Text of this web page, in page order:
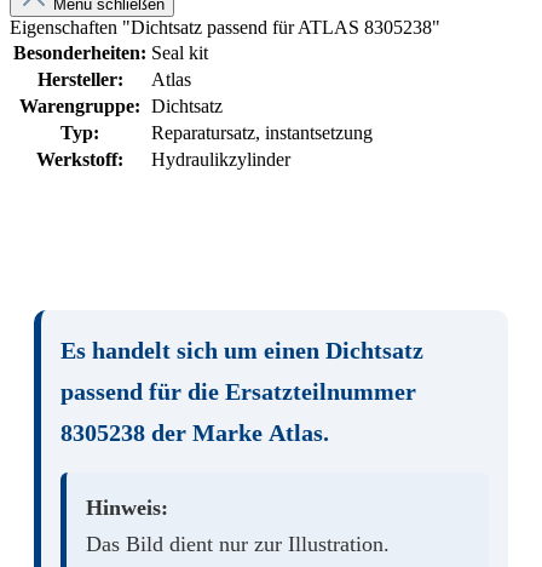
Menü schließen
Eigenschaften "Dichtsatz passend für ATLAS 8305238"
Besonderheiten: Seal kit
Hersteller:
Atlas
Warengruppe: Dichtsatz
Typ:
Reparatursatz, instantsetzung
Werkstoff:
Hydraulikzylinder
Es handelt sich um einen Dichtsatz
passend für die Ersatzteilnummer
8305238 der Marke Atlas.
Hinweis:
Das Bild dient nur zur Illustration.